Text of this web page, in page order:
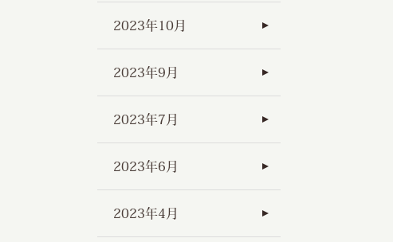
2023年10月
2023年9月
2023年7月
2023年6月
2023年4月